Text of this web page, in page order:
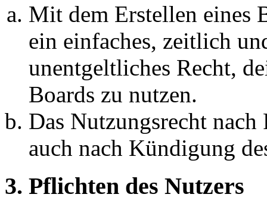
Mit dem Erstellen eines
ein einfaches, zeitlich
unentgeltliches Recht,
Boards zu nutzen.
Das Nutzungsrecht
auch nach Kündigung
3. Pflichten des Nutzers